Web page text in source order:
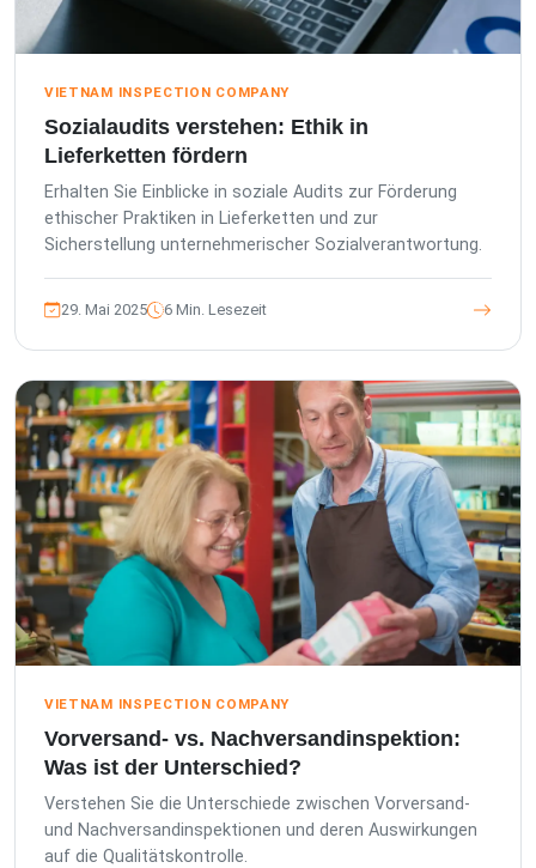
VIETNAM INSPECTION COMPANY
Sozialaudits verstehen: Ethik in
Lieferketten fördern
Erhalten Sie Einblicke in soziale Audits zur Förderung
ethischer Praktiken in Lieferketten und zur
Sicherstellung unternehmerischer Sozialverantwortung.
29. Mai 2025 6 Min. Lesezeit
VIETNAM INSPECTION COMPANY
Vorversand- vs. Nachversandinspektion:
Was ist der Unterschied?
Verstehen Sie die Unterschiede zwischen Vorversand-
und Nachversandinspektionen und deren Auswirkungen
auf die Qualitätskontrolle.